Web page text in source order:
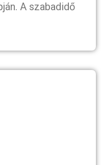
A szabadidő